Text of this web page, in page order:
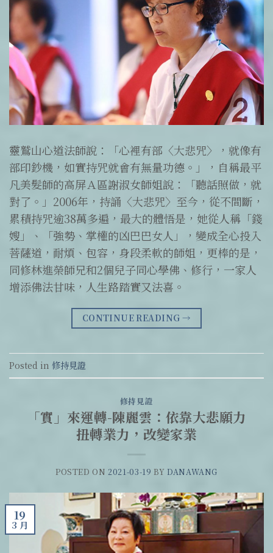
靈鷲山心道法師說：「心裡有部〈大悲咒〉，就像有
部印鈔機，如實持咒就會有無量功德。」，自稱最平
凡美髮師的高屏Ａ區謝淑女師姐說：「聽話照做，就
對了。」2006年，持誦〈大悲咒〉至今，從不間斷，
累積持咒逾38萬多遍，最大的體悟是，她從人稱「錢
嫂」、「強勢、掌權的凶巴巴女人」，變成全心投入
菩薩道，耐煩、包容，身段柔軟的師姐，更棒的是，
同修林進榮師兄和2個兒子同心學佛、修行，一家人
增添佛法甘味，人生路踏實又法喜。
CONTINUE READING →
Posted in 修持見證
修持見證
「實」來運轉-陳麗雲：依靠大悲願力
扭轉業力，改變家業
POSTED ON 2021-03-19 BY DANAWANG
19
3 月